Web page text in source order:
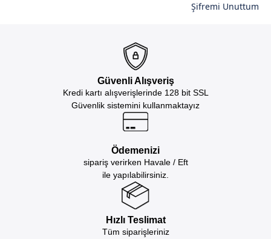
Şifremi Unuttum
Güvenli Alışveriş
Kredi kartı alışverişlerinde 128 bit SSL
Güvenlik sistemini kullanmaktayız
Ödemenizi
sipariş verirken Havale / Eft
ile yapılabilirsiniz.
Hızlı Teslimat
Tüm siparişleriniz